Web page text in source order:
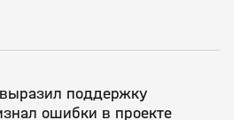
поддержку
ошибки в проекте